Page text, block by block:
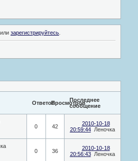
илизарегистрируйтесь
ОтветовПросмотровПоследнее
сообщение
0
42
2010-10-18
20:59:44
Леночка
0
36
2010-10-18
20:56:43
Леночка